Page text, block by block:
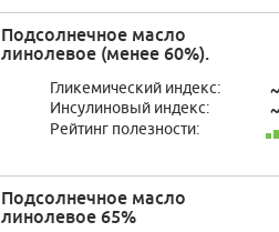
Подсолнечное масло
линолевое (менее 60%).
Гликемический индекс: ~
Инсулиновый индекс: ~
Рейтинг полезности:
Подсолнечное масло
линолевое 65%